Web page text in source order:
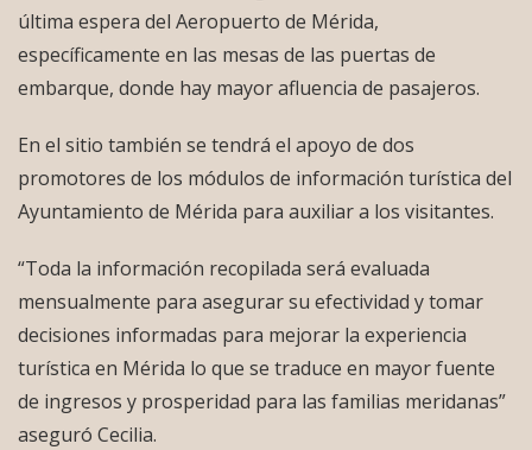
última espera del Aeropuerto de Mérida,
específicamente en las mesas de las puertas de
embarque, donde hay mayor afluencia de pasajeros.
En el sitio también se tendrá el apoyo de dos
promotores de los módulos de información turística del
Ayuntamiento de Mérida para auxiliar a los visitantes.
“Toda la información recopilada será evaluada
mensualmente para asegurar su efectividad y tomar
decisiones informadas para mejorar la experiencia
turística en Mérida lo que se traduce en mayor fuente
de ingresos y prosperidad para las familias meridanas”
aseguró Cecilia.